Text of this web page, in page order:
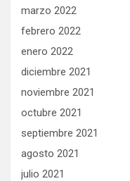
marzo 2022
febrero 2022
enero 2022
diciembre 2021
noviembre 2021
octubre 2021
septiembre 2021
agosto 2021
julio 2021